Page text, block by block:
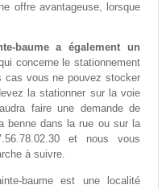
offre avantageuse, lorsque
baume a également un
concerne le stationnement
cas vous ne pouvez stocker
la stationner sur la voie
faire une demande de
benne dans la rue ou sur la
et nous vous
à suivre.
baume est une localité